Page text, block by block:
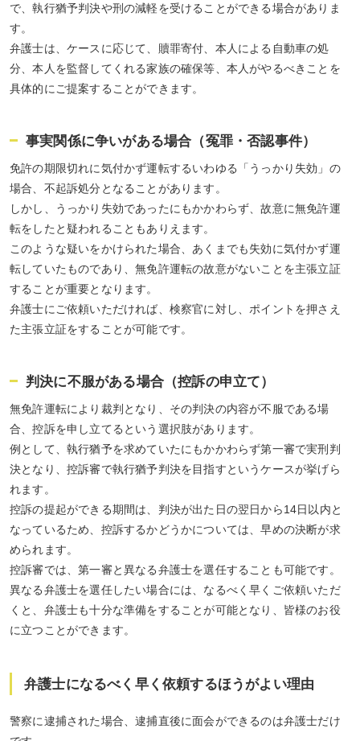
で、執行猶予判決や刑の減軽を受けることができる場合がありま
す。
弁護士は、ケースに応じて、贖罪寄付、本人による自動車の処
分、本人を監督してくれる家族の確保等、本人がやるべきことを
具体的にご提案することができます。
事実関係に争いがある場合（冤罪・否認事件）
免許の期限切れに気付かず運転するいわゆる「うっかり失効」の
場合、不起訴処分となることがあります。
しかし、うっかり失効であったにもかかわらず、故意に無免許運
転をしたと疑われることもありえます。
このような疑いをかけられた場合、あくまでも失効に気付かず運
転していたものであり、無免許運転の故意がないことを主張立証
することが重要となります。
弁護士にご依頼いただければ、検察官に対し、ポイントを押さえ
た主張立証をすることが可能です。
判決に不服がある場合（控訴の申立て）
無免許運転により裁判となり、その判決の内容が不服である場
合、控訴を申し立てるという選択肢があります。
例として、執行猶予を求めていたにもかかわらず第一審で実刑判
決となり、控訴審で執行猶予判決を目指すというケースが挙げら
れます。
控訴の提起ができる期間は、判決が出た日の翌日から14日以内と
なっているため、控訴するかどうかについては、早めの決断が求
められます。
控訴審では、第一審と異なる弁護士を選任することも可能です。
異なる弁護士を選任したい場合には、なるべく早くご依頼いただ
くと、弁護士も十分な準備をすることが可能となり、皆様のお役
に立つことができます。
弁護士になるべく早く依頼するほうがよい理由
警察に逮捕された場合、逮捕直後に面会ができるのは弁護士だけ